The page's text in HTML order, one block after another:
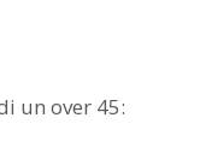
un over 45: